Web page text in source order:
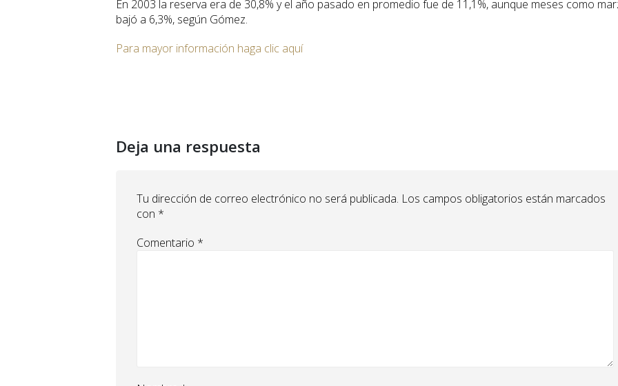
En 2003 la reserva era de 30,8% y el año pasado en promedio fue de 11,1%, aunque meses como
bajó a 6,3%, según Gómez.
Para mayor información haga clic aquí
Deja una respuesta
Tu dirección de correo electrónico no será publicada. Los campos obligatorios están marcados
con *
Comentario *